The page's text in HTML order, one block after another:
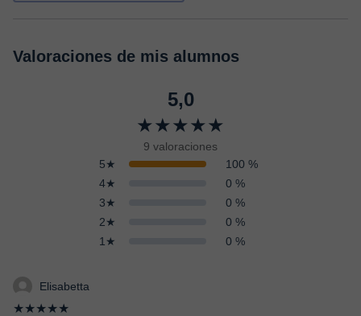
Valoraciones de mis alumnos
5,0
★★★★★
9 valoraciones
5★
100 %
4★
0 %
3★
0 %
2★
0 %
1★
0 %
Elisabetta
★★★★★